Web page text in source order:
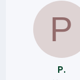
P
P.